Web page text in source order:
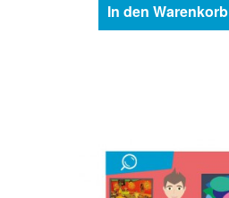
In den Warenkorb